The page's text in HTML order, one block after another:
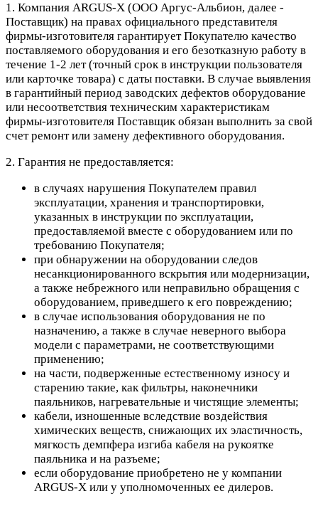
1. Компания ARGUS-X (ООО Аргус-Альбион, далее -
Поставщик) на правах официального представителя
фирмы-изготовителя гарантирует Покупателю качество
поставляемого оборудования и его безотказную работу в
течение 1-2 лет (точный срок в инструкции пользователя
или карточке товара) с даты поставки. В случае выявления
в гарантийный период заводских дефектов оборудование
или несоответствия техническим характеристикам
фирмы-изготовителя Поставщик обязан выполнить за свой
счет ремонт или замену дефективного оборудования.
2. Гарантия не предоставляется:
в случаях нарушения Покупателем правил
эксплуатации, хранения и транспортировки,
указанных в инструкции по эксплуатации,
предоставляемой вместе с оборудованием или по
требованию Покупателя;
при обнаружении на оборудовании следов
несанкционированного вскрытия или модернизации,
а также небрежного или неправильно обращения с
оборудованием, приведшего к его повреждению;
в случае использования оборудования не по
назначению, а также в случае неверного выбора
модели с параметрами, не соответствующими
применению;
на части, подверженные естественному износу и
старению такие, как фильтры, наконечники
паяльников, нагревательные и чистящие элементы;
кабели, изношенные вследствие воздействия
химических веществ, снижающих их эластичность,
мягкость демпфера изгиба кабеля на рукоятке
паяльника и на разъеме;
если оборудование приобретено не у компании
ARGUS-X или у уполномоченных ее дилеров.